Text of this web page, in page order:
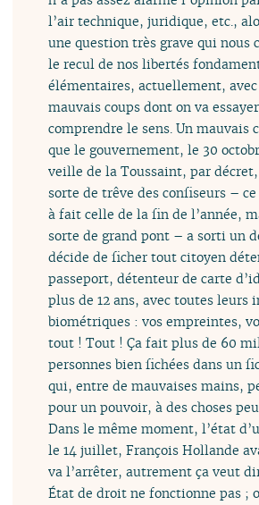
l’air technique, juridique, etc.,
une question très grave qui nous
le recul de nos libertés
élémentaires, actuellement, avec
mauvais coups dont on va
comprendre le sens. Un mauvais
que le gouvernement, le 30
veille de la Toussaint, par
sorte de trêve des confiseurs –
à fait celle de la fin de l’année,
sorte de grand pont – a sorti un
décide de ficher tout citoyen
passeport, détenteur de carte
plus de 12 ans, avec toutes leurs
biométriques : vos empreintes,
tout ! Tout ! Ça fait plus de 60
personnes bien fichées dans un
qui, entre de mauvaises mains,
pour un pouvoir, à des choses
Dans le même moment, l’état
le 14 juillet, François Hollande
va l’arrêter, autrement ça veut
État de droit ne fonctionne pas ;